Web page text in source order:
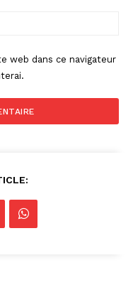
web dans ce navigateur